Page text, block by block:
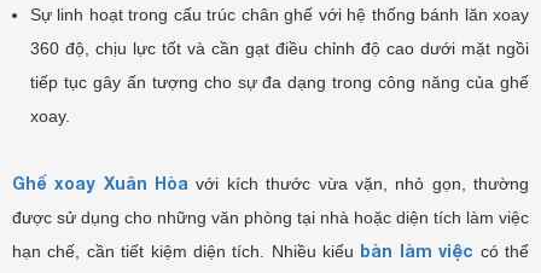
Sự linh hoạt trong cấu trúc chân ghế với hệ thống bánh lăn xoay
360 độ, chịu lực tốt và cần gạt điều chỉnh độ cao dưới mặt ngồi
tiếp tục gây ấn tượng cho sự đa dạng trong công năng của ghế
xoay.
Ghế xoay Xuân Hòa với kích thước vừa vặn, nhỏ gọn, thường
được sử dụng cho những văn phòng tại nhà hoặc diện tích làm việc
hạn chế, cần tiết kiệm diện tích. Nhiều kiểu bàn làm việc có thể